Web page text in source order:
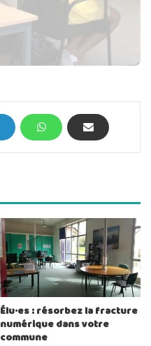
Élu·es : résorbez la fracture
numérique dans votre
commune